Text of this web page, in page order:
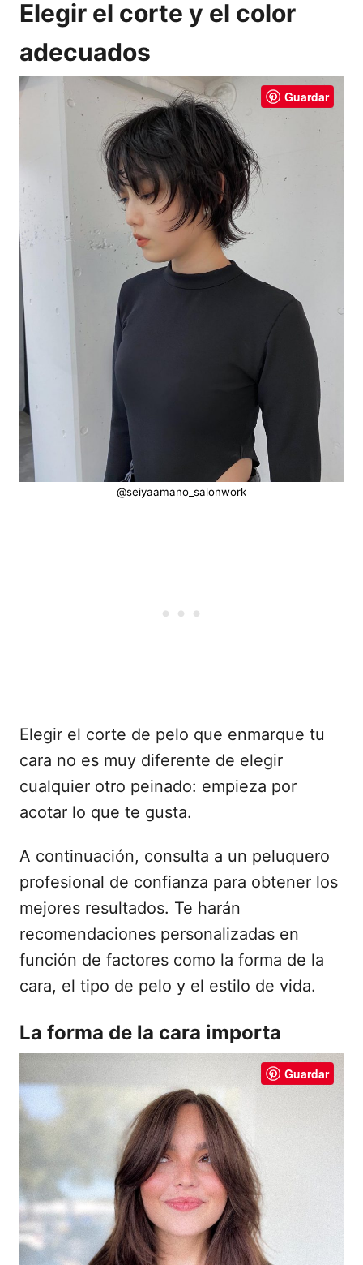
Elegir el corte y el color
adecuados
Guardar
@seiyaamano_salonwork
Elegir el corte de pelo que enmarque tu
cara no es muy diferente de elegir
cualquier otro peinado: empieza por
acotar lo que te gusta.
A continuación, consulta a un peluquero
profesional de confianza para obtener los
mejores resultados. Te harán
recomendaciones personalizadas en
función de factores como la forma de la
cara, el tipo de pelo y el estilo de vida.
La forma de la cara importa
Guardar